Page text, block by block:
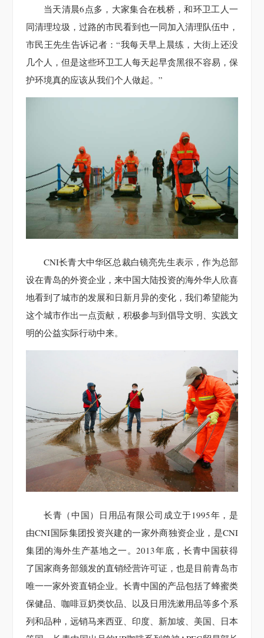
当天清晨6点多，大家集合在栈桥，和环卫工人一
同清理垃圾，过路的市民看到也一同加入清理队伍中，
市民王先生告诉记者：“我每天早上晨练，大街上还没
几个人，但是这些环卫工人每天起早贪黑很不容易，保
护环境真的应该从我们个人做起。”
CNI长青大中华区总裁白镜亮先生表示，作为总部
设在青岛的外资企业，来中国大陆投资的海外华人欣喜
地看到了城市的发展和日新月异的变化，我们希望能为
这个城市作出一点贡献，积极参与到倡导文明、实践文
明的公益实际行动中来。
长青（中国）日用品有限公司成立于1995年，是
由CNI国际集团投资兴建的一家外商独资企业，是CNI
集团的海外生产基地之一。2013年底，长青中国获得
了国家商务部颁发的直销经营许可证，也是目前青岛市
唯一一家外资直销企业。长青中国的产品包括了蜂蜜类
保健品、咖啡豆奶类饮品、以及日用洗漱用品等多个系
列和品种，远销马来西亚、印度、新加坡、美国、日本